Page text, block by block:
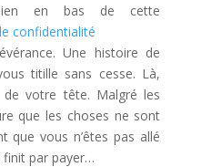
en bas de cette
confidentialité
Une histoire de
titille sans cesse. Là,
votre tête. Malgré les
que les choses ne sont
que vous n’êtes pas allé
finit par payer…